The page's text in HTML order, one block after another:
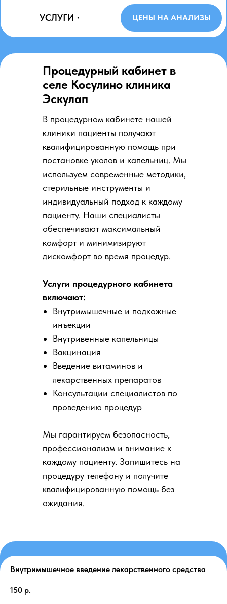
ЦЕНЫ НА АНАЛИЗЫ
УСЛУГИ
Процедурный кабинет в
селе Косулино клиника
Эскулап
В процедурном кабинете нашей
клиники пациенты получают
квалифицированную помощь при
постановке уколов и капельниц. Мы
используем современные методики,
стерильные инструменты и
индивидуальный подход к каждому
пациенту. Наши специалисты
обеспечивают максимальный
комфорт и минимизируют
дискомфорт во время процедур.
Услуги процедурного кабинета
включают:
Внутримышечные и подкожные
инъекции
Внутривенные капельницы
Вакцинация
Введение витаминов и
лекарственных препаратов
Консультации специалистов по
проведению процедур
Мы гарантируем безопасность,
профессионализм и внимание к
каждому пациенту. Запишитесь на
процедуру телефону и получите
квалифицированную помощь без
ожидания.
Внутримышечное введение лекарственного средства
150 р.